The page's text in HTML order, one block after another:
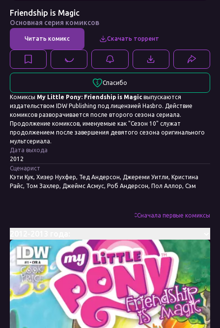
Friendship is Magic
Основная серия комиксов
Спасибо
Комиксы My Little Pony: Friendship is Magic выпускаются
издательством IDW Publishing под лицензией Hasbro. Действие
комиксов разворачивается после второго сезона сериала.
Продолжение комиксов, именуемые как "Сезон 10" служат
продолжением после завершения девятого сезона оригинального
мультсериала.
Дата выхода
2012
Сценарист
Кэти Кук, Хизер Нухфер, Тед Андерсон, Джереми Уитли, Кристина
Райс, Том Захлер, Джеймс Асмус, Роб Андерсон, Пол Аллор, Сэм
Энди Прайс, Эми Мебберсон, Бренда Хики, Агнес Гарбовска, Джей П.
Колорист
Хизер Брекель, Лорен Перри, Николетта Балдари, Марисса Луиза
Редактор
Бобби Керноу, Меган Браун
Сначала первые комиксы